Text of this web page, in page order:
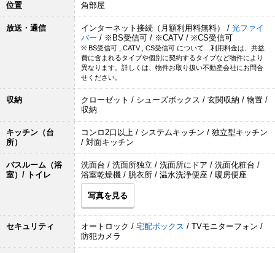
位置 角部屋
放送・通信 インターネット接続（月額利用料無料） / 光ファイ
バー / ※BS受信可 / ※CATV / ※CS受信可
※ BS受信可 , CATV , CS受信可 について…利用料金は、共益
費に含まれるタイプや個別に契約するタイプなど物件により
異なります。詳しくは、物件お取り扱い不動産会社にお問合
せください。
収納
クローゼット / シューズボックス / 玄関収納 / 物置 /
収納
キッチン（台
所）
コンロ2口以上 / システムキッチン / 独立型キッチン
/ 対面キッチン
バスルーム（浴
室）/ トイレ
洗面台 / 洗面所独立 / 洗面所にドア / 洗面化粧台 /
浴室乾燥機 / 脱衣所 / 温水洗浄便座 / 暖房便座
写真を見る
セキュリティ オートロック / 宅配ボックス / TVモニターフォン /
防犯カメラ